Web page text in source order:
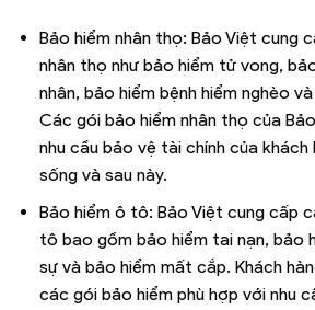
Bảo hiểm nhân thọ: Bảo Việt cung
nhân thọ như bảo hiểm tử vong,
nhân, bảo hiểm bệnh hiểm nghèo
Các gói bảo hiểm nhân thọ của
nhu cầu bảo vệ tài chính của
sống và sau này.
Bảo hiểm ô tô: Bảo Việt cung cấp
tô bao gồm bảo hiểm tai nạn, bảo
sự và bảo hiểm mất cắp. Khách
các gói bảo hiểm phù hợp với nhu